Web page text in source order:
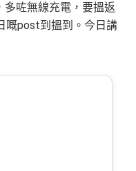
多咗無線充電，要搵返
嘅post到搵到。今日講